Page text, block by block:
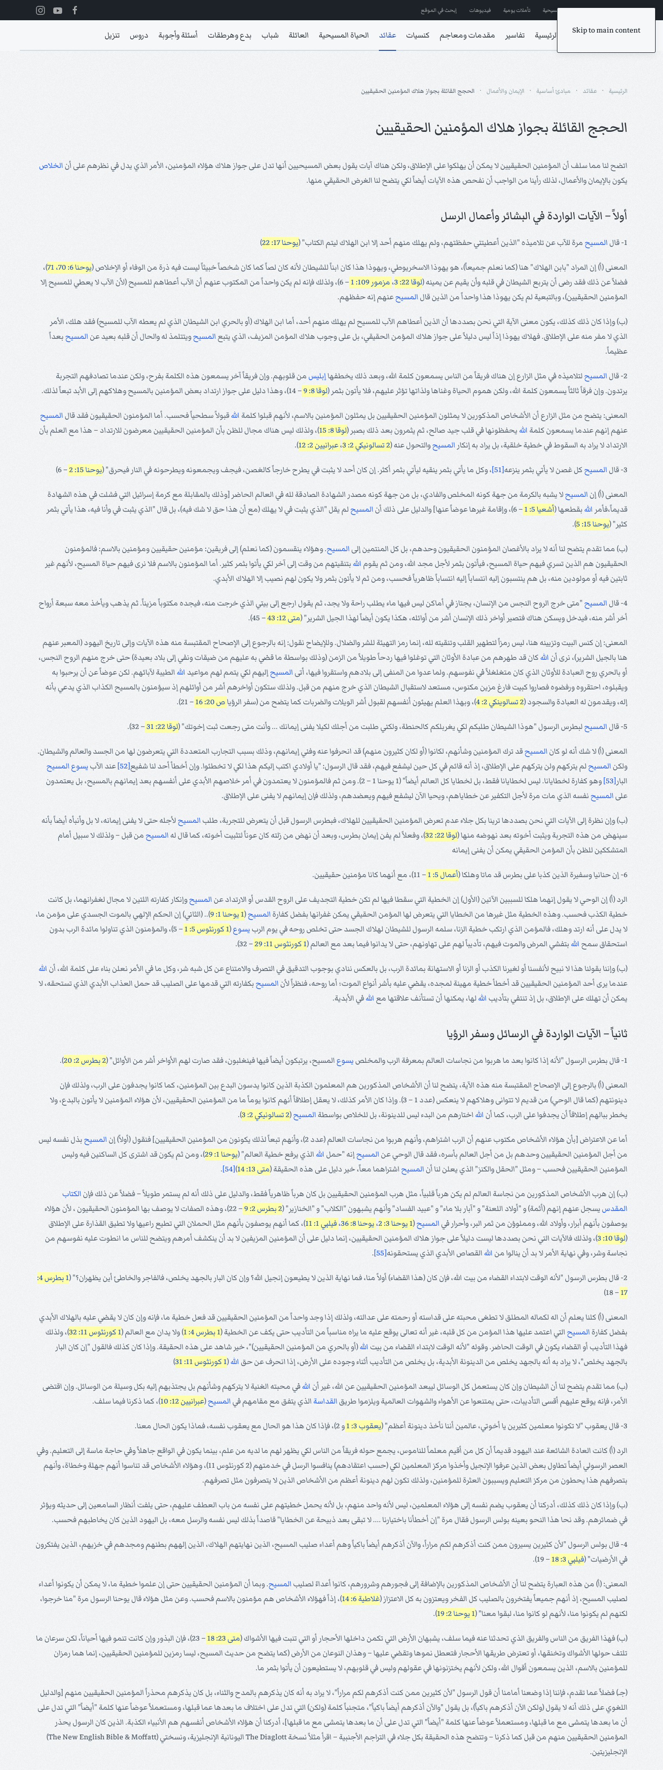
Skip to main content
إشترك في المراسلات ترانيم مسيحية تأملات يومية فيديوهات إبحث في الموقع
الرئيسية تفاسير مقدمات ومعاجم كنسيات عقائد الحياة المسيحية العائلة شباب بدع وهرطقات أسئلة وأجوبة دروس تنزيل
الرئيسية عقائد مبادئ أساسية الإيمان والأعمال الحجج القائلة بجواز هلاك المؤمنين الحقيقيين
الحجج القائلة بجواز هلاك المؤمنين الحقيقيين
اتضح لنا مما سلف أن المؤمنين الحقيقيين لا يمكن أن يهلكوا على الإطلاق، ولكن هناك آيات يقول بعض المسيحيين أنها تدل على جواز هلاك هؤلاء المؤمنين، الأمر الذي يدل في نظرهم على أن الخلاص
يكون بالإيمان والأعمال، لذلك رأينا من الواجب أن نفحص هذه الآيات أيضاً لكي يتضح لنا الغرض الحقيقي منها.
أولاً – الآيات الواردة في البشائر وأعمال الرسل
1- قال المسيحمرة للآب عن تلاميذه "الذين أعطيتني حفظتهم، ولم يهلك منهم أحد إلا ابن الهلاك ليتم الكتاب" (يوحنا 17: 22 )
المعنى (أ) إن المراد "بابن الهلاك" هنا (كما نعلم جميعاً)، هو يهوذا الاسخريوطي، ويهوذا هذا كان ابناً للشيطان لأنه كان لصاً كما كان شخصاً خبيثاً ليست فيه ذرة من الوفاء أو الإخلاص (يوحنا 6: 70، 71
)،
فضلاً عن ذلك فقد رضى أن يتربع الشيطان في قلبه وأن يقيم عن يمينه (لوقا 22: 3 ، مزمور 109: 1
– 6)، ولذلك فإنه لم يكن واحداً من المكتوب عنهم أن الآب أعطاهم للمسيح (لأن الآب لا يعطي للمسيح إلا
المؤمنين الحقيقيين)، وبالتبعية لم يكن يهوذا هذا واحداً من الذين قال المسيحعنهم إنه حفظهم.
(ب) وإذا كان ذلك كذلك، يكون معنى الآية التي نحن بصددها أن الذين أعطاهم الآب للمسيح لم يهلك منهم أحد، أما ابن الهلاك (أو بالحري ابن الشيطان الذي لم يعطه الآب للمسيح) فقد هلك، الأمر
الذي لا مفر منه على الإطلاق. فهلاك يهوذا إذاً ليس دليلاً على جواز هلاك المؤمن الحقيقي، بل على وجوب هلاك المؤمن المزيف، الذي يتبع المسيحويتتلمذ له والحال أن قلبه بعيد عن المسيح بعداً
عظيماً.
2- قال المسيح لتلاميذه في مثل الزارع إن هناك فريقاً من الناس يسمعون كلمة الله، وبعد ذلك يخطفهاإبليس من قلوبهم. وإن فريقاً آخر يسمعون هذه الكلمة بفرح، ولكن عندما تصادفهم التجربة
يرتدون. وإن فرقاً ثالثاً يسمعون كلمة الله، ولكن هموم الحياة وغناها ولذاتها تؤثر عليهم، فلا يأتون بثمر (لوقا 8: 9 – 14)، وهذا دليل على جواز ارتداد بعض المؤمنين بالمسيح وهلاكهم إلى الأبد تبعاً لذلك.
المعنى: يتضح من مثل الزارع أن الأشخاص المذكورين لا يمثلون المؤمنين الحقيقيين بل يمثلون المؤمنين بالاسم، لأنهم قبلوا كلمة اللهقبولاً سطحياً فحسب. أما المؤمنون الحقيقيون فقد قال المسيح
عنهم إنهم عندما يسمعون كلمة الله يحفظونها في قلب جيد صالح، ثم يثمرون بعد ذلك بصبر (لوقا 8: 15
)، ولذلك ليس هناك مجال للظن بأن المؤمنين الحقيقيين معرضون للارتداد – هذا مع العلم بأن
الارتداد لا يراد به السقوط في خطية خلقية، بل يراد به إنكار المسيحوالتحول عنه (2 تسالونيكي 2: 3 ،عبرانيين 2: 12 ).
3- قال المسيح كل غصن لا يأتي بثمر ينزعه[51] ، وكل ما يأتي بثمر ينقيه ليأتي بثمر أكثر. إن كان أحد لا يثبت في يطرح خارجاً كالغصن، فيجف ويجمعونه ويطرحونه في النار فيحرق" (يوحنا 15: 2 – 6)
المعنى (أ) إن المسيحلا يشبه بالكرمة من جهة كونه المخلص والفادي، بل من جهة كونه مصدر الشهادة الصادقة لله في العالم الحاضر [وذلك بالمقابلة مع كرمة إسرائيل التي فشلت في هذه الشهادة
قديماً،فأمر الله بقطعها (أشعيا 5: 1 – 6)، وإقامة غيرها عوضاً عنها] والدليل على ذلك أن المسيح لم يقل "الذي يثبت في لا يهلك (مع أن هذا حق لا شك فيه)، بل قال "الذي يثبت في وأنا فيه، هذا يأتي بثمر
كثير" (يوحنا 15: 5 ).
(ب) مما تقدم يتضح لنا أنه لا يراد بالأغصان المؤمنون الحقيقيون وحدهم، بل كل المنتمين إلى المسيح. وهؤلاء ينقسمون (كما نعلم) إلى فريقين: مؤمنين حقيقيين ومؤمنين بالاسم: فالمؤمنون
الحقيقيون هم الذين تسري فيهم حياة المسيح، فيأتون بثمر لأجل مجد الله، ومن ثم يقوم الله بتنقيتهم من وقت إلى آخر لكي يأتوا بثمر كثير. أما المؤمنون بالاسم فلا نرى فيهم حياة المسيح، لأنهم غير
ثابتين فيه أو مولودين منه، بل هم ينتسبون إليه انتساباً إليه انتساباً ظاهرياً فحسب، ومن ثم لا يأتون بثمر ولا يكون لهم نصيب إلا الهلاك الأبدي.
4- قال المسيح "متى خرج الروح النجس من الإنسان، يجتاز في أماكن ليس فيها ماء يطلب راحة ولا يجد، ثم يقول ارجع إلى بيتي الذي خرجت منه، فيجده مكتوباً مزيناً. ثم يذهب ويأخذ معه سبعة أرواح
أخر أشر منه، فيدخل ويسكن هناك فتصير أواخر ذلك الإنسان أشر من أوائله، هكذا يكون أيضاً لهذا الجيل الشرير" (متى 12: 43 – 45).
المعنى: إن كنس البيت وتزيينه هنا، ليس رمزاً لتطهير القلب وتنقيته لله، إنما رمز التهيئة للشر والضلال. وللإيضاح نقول: إنه بالرجوع إلى الإصحاح المقتبسة منه هذه الآيات وإلى تاريخ اليهود (المعبر عنهم
هنا بالجيل الشرير)، نرى أن الله كان قد طهرهم من عبادة الأوثان التي توغلوا فيها ردحاً طويلاً من الزمن (وذلك بواسطة ما قضي به عليهم من ضيقات ونفي إلى بلاد بعيدة) حتى خرج منهم الروح النجس،
أو بالحري روح العبادة للأوثان الذي كان متغلغلاً في نفوسهم. ولما عدوا من المنفى إلى بلادهم واستقروا فيها، أتى المسيحإليهم لكي يتمم لهم مواعيد الله الطيبة لآبائهم. لكن عوضاً عن أن يرحبوا به
ويقبلوه، احتقروه ورفضوه فصاروا كبيت فارغ مزين مكنوس، مستعد لاستقبال الشيطان الذي خرج منهم من قبل. ولذلك ستكون أواخرهم أشر من أوائلهم إذ سيؤمنون بالمسيح الكذاب الذي يدعي بأنه
إله، ويقدمون له العبادة والسجود (2 تسالوينكي 2: 4 )، وبهذا العلم يهيئون أنفسهم لقبول أشر الويلات والضربات كما يتضح من (سفر الرؤياص 20: 16 – 21).
5- قال المسيح لبطرس الرسول "هوذا الشيطان طلبكم لكي يغربلكم كالحنطة، ولكني طلبت من أجلك لكيلا يفنى إيمانك ... وأنت متى رجعت ثبت إخوتك" (لوقا 22: 31 – 32).
المعنى (أ) لا شك أنه لو كان المسيحقد ترك المؤمنين وشأنهم، لكانوا (أو لكان كثيرون منهم) قد انحرفوا عنه وفني إيمانهم، وذلك بسبب التجارب المتعددة التي يتعرضون لها من الجسد والعالم والشيطان.
ولكن المسيح لم يتركهم ولن يتركهم على الإطلاق، إذ أنه قائم في كل حين ليشفع فيهم، فقد قال الرسول: "يا أولادي اكتب إليكم هذا لكي لا تخطئوا. وإن أخطأ أحد لنا شفيع[52] عند الآب يسوع المسيح
البار[53]
وهو كفارة لخطايانا. ليس لخطايانا فقط، بل لخطايا كل العالم أيضاً" (1 يوحنا 1 – 2). ومن ثم فالمؤمنون لا يعتمدون في أمر خلاصهم الأبدي على أنفسهم بعد إيمانهم بالمسيح، بل يعتمدون
على المسيح نفسه الذي مات مرة لأجل التكفير عن خطاياهم، ويحيا الآن ليشفع فيهم ويعضدهم، ولذلك فإن إيمانهم لا يفنى على الإطلاق.
(ب) وإن نظرة إلى الآيات التي نحن بصددها ترينا بكل جلاء عدم تعرض المؤمنين الحقيقيين للهلاك، فبطرس الرسول قبل أن يتعرض للتجربة، طلب المسيح لأجله حتى لا يفنى إيمانه، لا بل وأنبأه أيضاً بأنه
سينهض من هذه التجربة ويثبت أخوته بعد نهوضه منها (لوقا 22: 32 )، وفعلاً لم يفن إيمان بطرس، وبعد أن نهض من زلته كان عوناً لتثبيت أخوته، كما قال له المسيح من قبل – ولذلك لا سبيل أمام
المتشككين للظن بأن المؤمن الحقيقي يمكن أن يفنى إيمانه
6- إن حنانيا وسفيرة الذين كذبا على بطرس قد ماتا وهلكا ( أعمال 5: 1 – 11)، مع أنهما كانا مؤمنين حقيقيين.
الرد (أ) إن الوحي لا يقول إنهما هلكا للسببين الآتين (الأول) إن الخطية التي سقطا فيها لم تكن خطية التجديف على الروح القدس أو الارتداد عن المسيحوإنكار كفارته اللتين لا مجال لغفرانهما، بل كانت
خطية الكذب فحسب. وهذه الخطية مثل غيرها من الخطايا التي يتعرض لها المؤمن الحقيقي يمكن غفرانها بفضل كفارة المسيح(1 يوحنا 1: 9
).. (الثاني) إن الحكم الإلهي بالموت الجسدي على مؤمن ما،
لا يدل على أنه ارتد وهلك، فالمؤمن الذي ارتكب خطية الزنا، سلمه الرسول للشيطان لهلاك الجسد حتى تخلص روحه في يوم الرب يسوع(1 كورنثوس 5: 1
– 5)، والمؤمنون الذي تناولوا مائدة الرب بدون
استحقاق سمح الله بتفشي المرض والموت فيهم، تأديباً لهم على تهاونهم، حتى لا يدانوا فيما بعد مع العالم (1 كورنثوس 11: 29 – 32).
(ب) وإننا بقولنا هذا لا نبيح لأنفسنا أو لغيرنا الكذب أو الزنا أو الاستهانة بمائدة الرب، بل بالعكس ننادي بوجوب التدقيق في التصرف والامتناع عن كل شبه شر، وكل ما في الأمر نعلن بناء على كلمة الله، أن الله
عندما يرى أحد المؤمنين الحقيقيين قد أخطأ خطية مهينة لمجده، يقضي عليه بأشر أنواع الموت؛ أما روحه، فنظراً لأن المسيحبكفارته التي قدمها على الصليب قد حمل العذاب الأبدي الذي تستحقه، لا
يمكن أن تهلك على الإطلاق، بل إذ تنتفي بتأديب الله لها، يمكنها أن تستأنف علاقتها مع اللهفي الأبدية.
ثانياً – الآيات الواردة في الرسائل وسفر الرؤيا
1- قال بطرس الرسول "لأنه إذا كانوا بعد ما هربوا من نجاسات العالم بمعرفة الرب والمخلص يسوع المسيح، يرتبكون أيضاً فيها فينغلبون، فقد صارت لهم الأواخر أشر من الأوائل" (2 بطرس 2: 20 ).
المعنى (أ) بالرجوع إلى الإصحاح المقتبسة منه هذه الآية، يتضح لنا أن الأشخاص المذكورين هم المعلمون الكذبة الذين كانوا يدسون البدع بين المؤمنين، كما كانوا يجدفون على الرب، ولذلك فإن
دينونتهم (كما قال الوحي) من قديم لا تتوانى وهلاكهم لا ينعكس (عدد 1 – 3). وإذا كان الأمر كذلك، لا يعقل إطلاقاً أنهم كانوا يوماً ما من المؤمنين الحقيقيين، لأن هؤلاء المؤمنين لا يأتون بالبدع، ولا
يخطر ببالهم إطلاقاً أن يجدفوا على الرب، كما أن الله اختارهم من البدء ليس للدينونة، بل للخلاص بواسطة المسيح(2 تسالونيكي 2: 3 ).
أما عن الاعتراض [بأن هؤلاء الأشخاص مكتوب عنهم أن الرب اشتراهم، وأنهم هربوا من نجاسات العالم (عدد 2)، وأنهم تبعاً لذلك يكونون من المؤمنين الحقيقيين] فنقول (أولاً) إن المسيح بذل نفسه ليس
من أجل المؤمنين الحقيقيين وحدهم بل من أجل العالم بأسره، فقد قال الوحي عن المسيحإنه "حمل الله الذي يرفع خطية العالم" (يوحنا 1: 29
)، ومن ثم يكون قد اشترى كل الساكنين فيه وليس
المؤمنين الحقيقيين فحسب – ومثل "الحقل والكنز" الذي يعلن لنا أن المسيحاشتراهما معاً، خير دليل على هذه الحقيقة (متى 13: 14 )
[54]
.
(ب) إن هرب الأشخاص المذكورين من نجاسة العالم لم يكن هرباً قلبياً، مثل هرب المؤمنين الحقيقيين بل كان هرباً ظاهرياً فقط، والدليل على ذلك أنه لم يستمر طويلاً – فضلاً عن ذلك فإن الكتاب
المقدس يسجل عنهم إنهم (أثمة) و "أولاد اللعنة" و "آبار بلا ماء" و "عبيد الفساد" وأنهم يشبهون "الكلاب" و "الخنازير" (2 بطرس 2: 9
– 22)، وهذه الصفات لا يوصف بها المؤمنون الحقيقيون ، لأن هؤلاء
يوصفون بأنهم أبرار، وأولاد الله، ومملوؤن من ثمر البر، وأحرار في المسيح(1 يوحنا 3: 2 ، يوحنا 8: 36 ،فيلبي 1: 11
)، كما أنهم يوصفون بأنهم مثل الحملان التي تطيع راعيها ولا تطيق القذارة على الإطلاق
(لوقا 10: 3
)، ولذلك فالآيات التي نحن بصددها ليست دليلاً على جواز هلاك المؤمنين الحقيقيين، إنما دليل على أن المؤمنين المزيفين لا بد أن ينكشف أمرهم ويتضح للناس ما انطوت عليه نفوسهم من
نجاسة وشر، وفي نهاية الأمر لا بد أن ينالوا من الله القصاص الأبدي الذي يستحقونه[55]
.
2- قال بطرس الرسول "لأنه الوقت لابتداء القضاء من بيت الله، فإن كان (هذا القضاء) أولاً منا، فما نهاية الذين لا يطيعون إنجيل الله؟ وإن كان البار بالجهد يخلص، فالفاجر والخاطئ أين يظهران؟" (
1 بطرس 4:
17
– 18)
المعنى (أ) كلنا يعلم أن اله لكماله المطلق لا تطغى محبته على قداسته أو رحمته على عدالته، ولذلك إذا وجد واحداً من المؤمنين الحقيقيين قد فعل خطية ما، فإنه وإن كان لا يقضي عليه بالهلاك الأبدي
بفضل كفارة المسيح التي اعتمد عليها هذا المؤمن من كل قلبه، غير أنه تعالى يوقع عليه ما يراه مناسباً من التأديب حتى يكف عن الخطية (1 بطرس 4: 1 ) ولا يدان مع العالم (1 كورنثوس 11: 32
)، ولذلك
فهذا التأديب أو القضاء يكون في الوقت الحاضر. وقوله "لأنه الوقت لابتداء القضاء من بيت الله(أو بالحري من المؤمنين الحقيقيين)"، خير شاهد على هذه الحقيقة. وإذا كان كذلك فالقول "إن كان البار
بالجهد يخلص"، لا يراد به أنه بالجهد يخلص من الدينونة الأبدية، بل يخلص من التأديب أثناء وجوده على الأرض، إذا انحرف عن حق الله(1 كورنثوس 11: 31 )
(ب) مما تقدم يتضح لنا أن الشيطان وإن كان يستعمل كل الوسائل ليبعد المؤمنين الحقيقيين عن الله، غير أن اللهفي محبته الغنية لا يتركهم وشأنهم بل يجتذبهم إليه بكل وسيلة من الوسائل. وإن اقتضى
الأمر، فإنه يوقع عليهم أقسى التأديبات، حتى يمتنعوا عن الأهواء والشهوات العالمية ويلزموا طريق القداسة الذي يتفق مع مقامهم في المسيح(عبرانيين 12: 10 )، كما ذكرنا فيما سلف.
3- قال يعقوب "لا تكونوا معلمين كثيرين يا أخوتي، عالمين أننا نأخذ دينونة أعظم" ( يعقوب 3: 1 و 2)، فإذا كان هذا هو الحال مع يعقوب نفسه، فماذا يكون الحال معنا.
الرد (أ) كانت العادة الشائعة عند اليهود قديماً أن كل من أقيم معلماً للناموس، يجمع حوله فريقاً من الناس لكي يظهر لهم ما لديه من علم، بينما يكون في الواقع جاهلاً وفي حاجة ماسة إلى التعليم. وفي
العصر الرسولي أيضاً تطاول بعض الذين عرفوا الإنجيل وأخذوا مركز المعلمين لكي (حسب اعتقادهم) ينافسوا الرسل في خدمتهم (2 كورنثوس 11)، وهؤلاء الأشخاص قد تناسوا أنهم جهلة وخطاة، وأنهم
بتصرفهم هذا يحطون من مركز التعليم ويسببون العثرة للمؤمنين، ولذلك تكون لهم دينونة أعظم من الأشخاص الذين لا يتصرفون مثل تصرفهم.
(ب) وإذا كان ذلك كذلك، أدركنا أن يعقوب يضم نفسه إلى هؤلاء المعلمين، ليس لأنه واحد منهم، بل لأنه يحمل خطيتهم على نفسه من باب العطف عليهم، حتى يلفت أنظار السامعين إلى حديثه ويؤثر
في ضمائرهم. وقد نحا هذا النحو بعينه بولس الرسول فقال مرة "إن أخطأنا باختيارنا .... لا تبقى بعد ذبيحة عن الخطايا" قاصداً بذلك ليس نفسه والرسل معه، بل اليهود الذين كان يخاطبهم فحسب.
4- قال بولس الرسول "لأن كثيرين يسيرون ممن كنت أذكرهم لكم مراراً، والآن أذكرهم أيضاً باكياً وهم أعداء صليب المسيح، الذين نهايتهم الهلاك، الذين إلههم بطنهم ومجدهم في خزيهم، الذين يفتكرون
في الأرضيات" (فيلبي 3: 18 – 19).
المعنى: (أ) من هذه العبارة يتضح لنا أن الأشخاص المذكورين بالإضافة إلى فجورهم وشرورهم، كانوا أعداءً لصليب المسيح. وبما أن المؤمنين الحقيقيين حتى إن علموا خطية ما، لا يمكن أن يكونوا أعداء
لصليب المسيح، إذ أنهم جميعاً يفتخرون بالصليب كل الفخر ويعتزون به كل الاعتزاز (غلاطية 6: 14
)، إذاً فهؤلاء الأشخاص هم مؤمنون بالاسم فحسب. وعن مثل هؤلاء قال يوحنا الرسول مرة "منا خرجوا،
لكنهم لم يكونوا منا، لأنهم لو كانوا منا، لبقوا معنا" (1 يوحنا 2: 19 ).
(ب) فهذا الفريق من الناس والفريق الذي تحدثنا عنه فيما سلف، يشبهان الأرض التي تكمن داخلها الأحجار أو التي تنبت فيها الأشواك (متى 23: 18
– 23)، فإن البذور وإن كانت تنمو فيها أحياناً، لكن سرعان ما
تلتف حولها الأشواك وتخنقها، أو تعترض طريقها الأحجار فتعطل نموها وتقضي عليها – وهذان النوعان من الأرض (كما يتضح من حديث المسيح، ليسا رمزين للمؤمنين الحقيقيين، إنما هما رمزان
للمؤمنين بالاسم، الذين يسمعون أقوال الله، ولكن لأنهم يختزنونها في عقولهم وليس في قلوبهم، لا يستطيعون أن يأتوا بثمر ما.
(جـ) فضلاً عما تقدم، فإننا إذا وضعنا أمامنا أن قول الرسول "لأن كثيرين ممن كنت أذكرهم لكم مراراً"، لا يراد به أنه كان يذكرهم بالمدح والثناء، بل كان يذكرهم محذراً المؤمنين الحقيقيين منهم [والدليل
اللغوي على ذلك أنه لا يقول (ولكن الآن أذكرهم باكياً)، بل يقول "والآن أذكرهم أيضاً باكياً"، متجنباً كلمة (ولكن) التي تدل على اختلاف ما بعدها عما قبلها، ومستعملاً عوضاً عنها كلمة "أيضاً" التي تدل على
أن ما بعدها يتمشى مع ما قبلها، ومستعملاً عوضاً عنها كلمة "أيضاً" التي تدل على أن ما بعدها يتمشى مع ما قبلها]، أدركنا أن هؤلاء الأشخاص أنفسهم هم الأنبياء الكذبة. الذين كان الرسول يحذر
المؤمنين الحقيقيين منهم من قبل كما ذكرنا – وتتضح هذه الحقيقة بكل جلاء في التراجم الأجنبية – اقرأ مثلاً نسخة The Diaglott اليونانية الإنجليزية، ونسختي (The New English Bible & Moffatt)
الإنجليزيتين.